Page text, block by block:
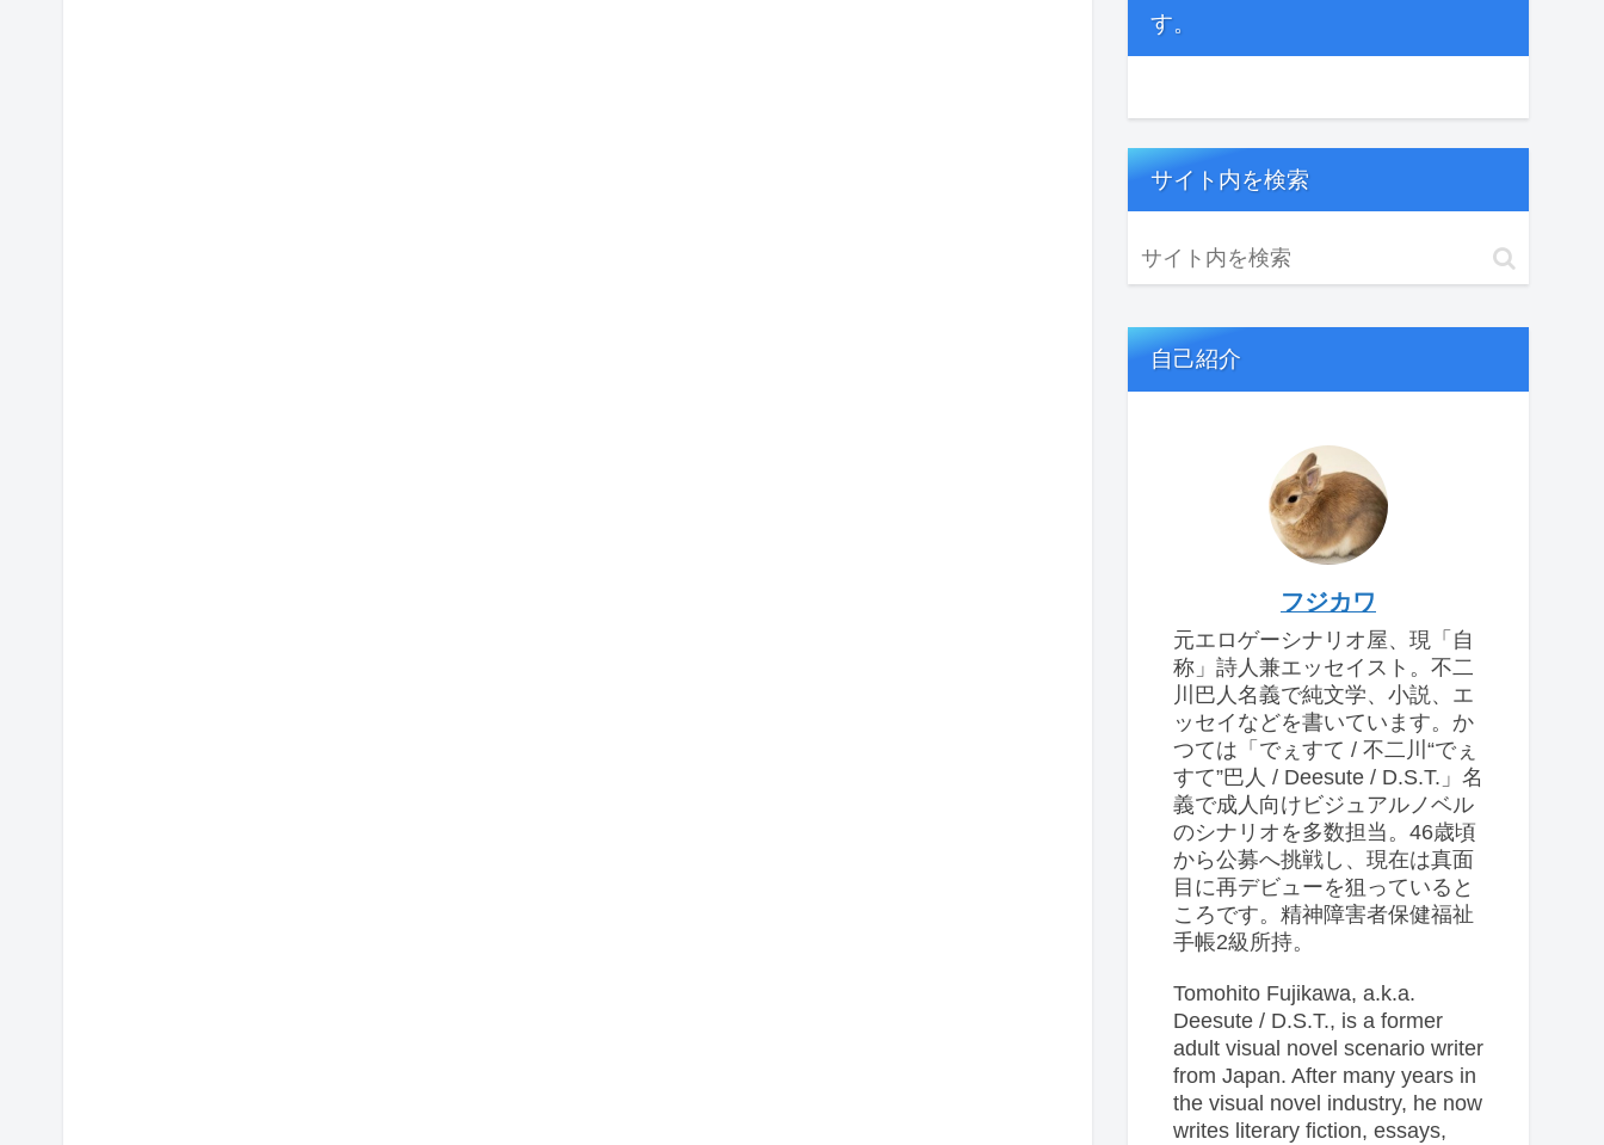
す。
サイト内を検索
自己紹介
フジカワ
元エロゲーシナリオ屋、現「自
称」詩人兼エッセイスト。不二
川巴人名義で純文学、小説、エ
ッセイなどを書いています。か
つては「でぇすて / 不二川“でぇ
すて”巴人 / Deesute / D.S.T.」名
義で成人向けビジュアルノベル
のシナリオを多数担当。46歳頃
から公募へ挑戦し、現在は真面
目に再デビューを狙っていると
ころです。精神障害者保健福祉
手帳2級所持。
Tomohito Fujikawa, a.k.a.
Deesute / D.S.T., is a former
adult visual novel scenario writer
from Japan. After many years in
the visual novel industry, he now
writes literary fiction, essays,